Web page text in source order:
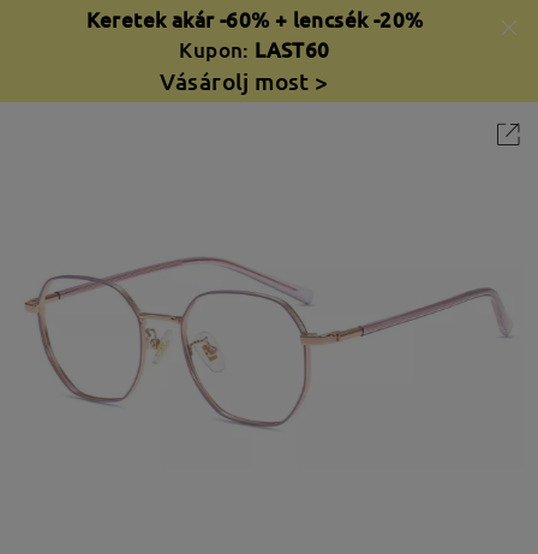
Keretek akár -60% + lencsék -20%
Kupon: LAST60
Vásárolj most >